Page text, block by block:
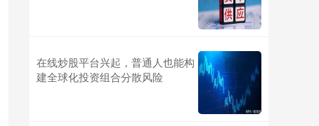
在线炒股平台兴起，普通人也能构
建全球化投资组合分散风险